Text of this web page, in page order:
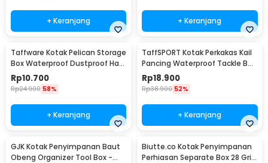
+ Keranjang + Keranjang
Taffware Kotak Pelican Storage
Box Waterproof Dustproof Hard
Case ABS L - G10/J020
Rp10.700
Rp24.900 58%
+ Keranjang
TaffSPORT Kotak Perkakas Kail
Pancing Waterproof Tackle Box
12 Grid - MCC01
Rp18.900
Rp38.900 52%
+ Keranjang
GJK Kotak Penyimpanan Baut
Obeng Organizer Tool Box -
Biutte.co Kotak Penyimpanan
Perhiasan Separate Box 28 Grid